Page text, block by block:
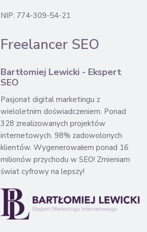
NIP: 774-309-54-21
Freelancer SEO
Bartłomiej Lewicki - Ekspert
SEO
Pasjonat digital marketingu z
wieloletnim doświadczeniem. Ponad
328 zrealizowanych projektów
internetowych. 98% zadowolonych
klientów. Wygenerowałem ponad 16
milionów przychodu w SEO! Zmieniam
świat cyfrowy na lepszy!